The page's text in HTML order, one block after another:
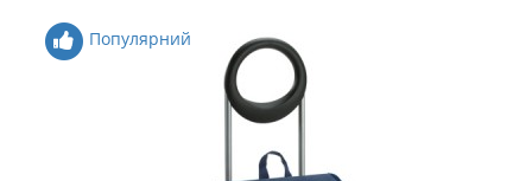
Популярний